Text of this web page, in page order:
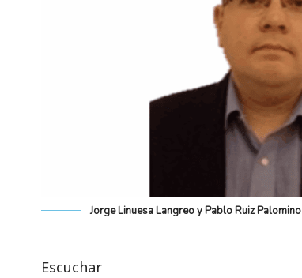
Jorge Linuesa Langreo y Pablo Ruiz Palomino
Escuchar